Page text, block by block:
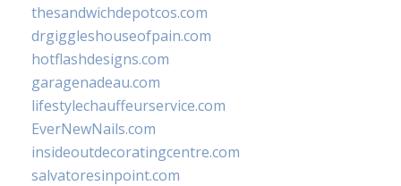
thesandwichdepotcos.com
drgiggleshouseofpain.com
hotflashdesigns.com
garagenadeau.com
lifestylechauffeurservice.com
EverNewNails.com
insideoutdecoratingcentre.com
salvatoresinpoint.com